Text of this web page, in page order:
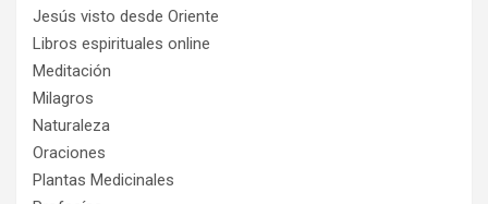
Jesús visto desde Oriente
Libros espirituales online
Meditación
Milagros
Naturaleza
Oraciones
Plantas Medicinales